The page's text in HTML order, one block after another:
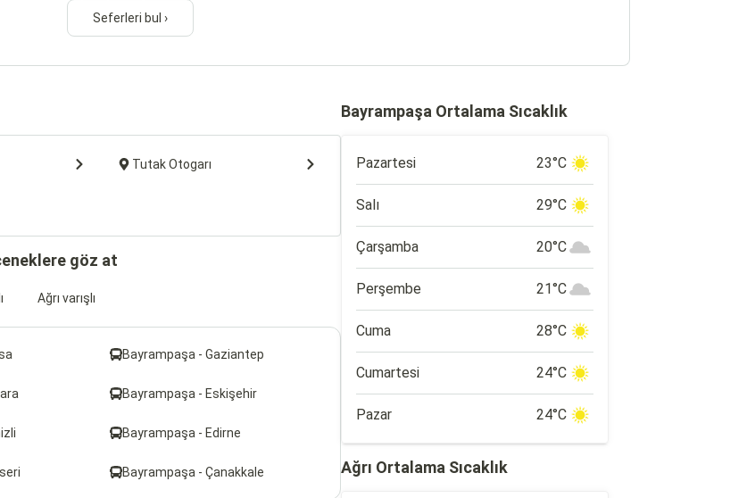
Seferleri bul ›
Tutak Otogarı
göz at
Ağrı varışlı
Bayrampaşa - Gaziantep
Bayrampaşa - Eskişehir
Bayrampaşa - Edirne
Bayrampaşa - Çanakkale
Bayrampaşa Ortalama Sıcaklık
Pazartesi 23°C
Salı 29°C
Çarşamba 20°C
Perşembe 21°C
Cuma 28°C
Cumartesi 24°C
Pazar 24°C
Ağrı Ortalama Sıcaklık